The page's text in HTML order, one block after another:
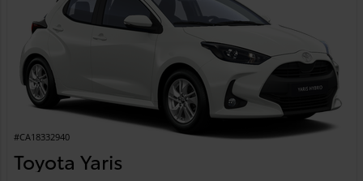
#CA18332940
Toyota Yaris